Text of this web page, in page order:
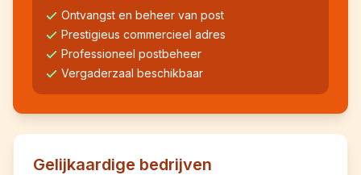
Ontvangst en beheer van post
Prestigieus commercieel adres
Professioneel postbeheer
Vergaderzaal beschikbaar
Gelijkaardige bedrijven